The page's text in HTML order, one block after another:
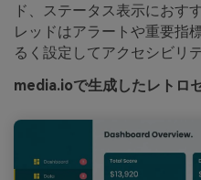
ド、ステータス表示におす
レッドはアラートや重要指
るく設定してアクセシビリ
media.ioで生成したレトロ